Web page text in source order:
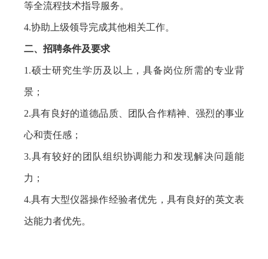
等全流程技术指导服务。
4.协助上级领导完成其他相关工作。
二、招聘条件及要求
1.硕士研究生学历及以上，具备岗位所需的专业背
景；
2.具有良好的道德品质、团队合作精神、强烈的事业
心和责任感；
3.具有较好的团队组织协调能力和发现解决问题能
力；
4.具有大型仪器操作经验者优先，具有良好的英文表
达能力者优先。